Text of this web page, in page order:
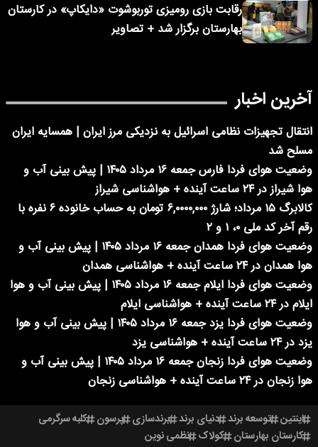
رقابت بازی رومیزی توربوشوت «دایکاپ» در کارستان
بهارستان برگزار شد + تصاویر
آخرین اخبار
انتقال تجهیزات نظامی اسرائیل به نزدیکی مرز ایران | همسایه ایران
مسلح شد
وضعیت هوای فردا فارس جمعه ۱۶ مرداد ۱۴۰۵ | پیش بینی آب و
هوا شیراز در ۲۴ ساعت آینده + هواشناسی شیراز
کالابرگ ۱۵ مرداد؛ شارژ ۶,۰۰۰۰,۰۰۰ تومان به حساب خانوده ۶ نفره با
رقم آخر کد ملی ۰، ۱ و ۲
وضعیت هوای فردا همدان جمعه ۱۶ مرداد ۱۴۰۵ | پیش بینی آب و
هوا همدان در ۲۴ ساعت آینده + هواشناسی همدان
وضعیت هوای فردا ایلام جمعه ۱۶ مرداد ۱۴۰۵ | پیش بینی آب و هوا
ایلام در ۲۴ ساعت آینده + هواشناسی ایلام
وضعیت هوای فردا یزد جمعه ۱۶ مرداد ۱۴۰۵ | پیش بینی آب و هوا
یزد در ۲۴ ساعت آینده + هواشناسی یزد
وضعیت هوای فردا زنجان جمعه ۱۶ مرداد ۱۴۰۵ | پیش بینی آب و
هوا زنجان در ۲۴ ساعت آینده + هواشناسی زنجان
اینتین توسعه برند دنیای برند برندسازی پرسون کلبه سرگرمی
کارستان بهارستان کولاک نظمی نوین